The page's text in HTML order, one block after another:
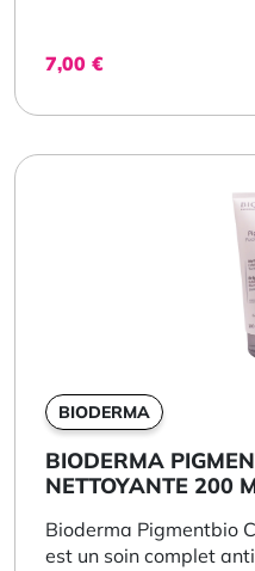
7,00 €
BIODERMA
BIODERMA
NETTOYANTE 200
Bioderma Pigmentbio
est un soin complet